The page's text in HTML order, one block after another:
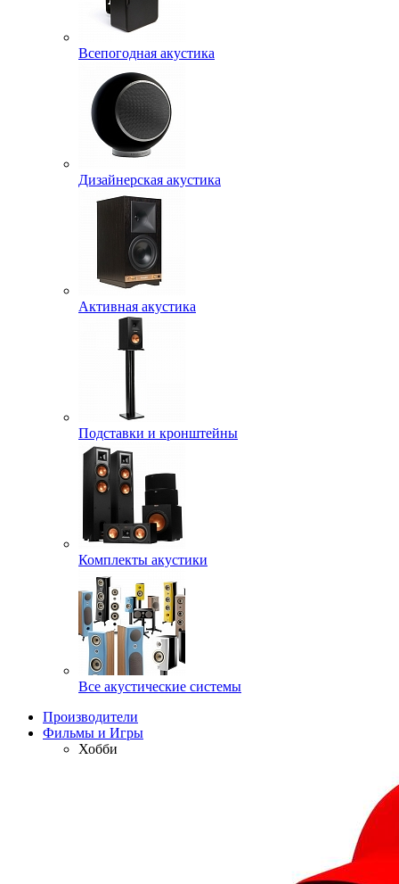
Всепогодная акустика
Дизайнерская акустика
Активная акустика
Подставки и кронштейны
Комплекты акустики
Все акустические системы
Производители
Фильмы и Игры
Хобби